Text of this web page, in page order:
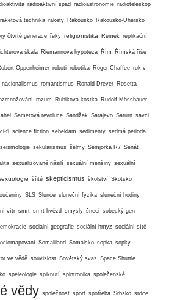
radioaktivní spad radioastronomie radioteleskop
raketová technika rakety Rakousko Rakousko-Uhersko
čtvrté generace řeky religionistika Remek replikační
škála Riemannova hypotéza Řím Římská říše
Oppenheimer roboti robotika Roger Chaffee rok v
nacionalismus romantismus Ronald Drever Rosetta
rozum Rubikova kostka Rudolf Mössbauer
Sametová revoluce Sandžak Sarajevo Saturn savci
fi science fiction sebeklam sedimenty sedmá perioda
seismologie sekularismus šelmy Semjorka R7 Senát
sexualizované násilí sexuální menšiny sexuální
šíité skepticismus školství Skotsko
SLS Slunce sluneční fyzika sluneční hodiny
vítr smrt smrt hvězd smysly šneci sobecký gen
sociální geografie sociální hmyz sociální sítě
Somaliland Somálsko sopka sopky
ve vědě souvislost Sovětský svaz Space Shuttle
speleologie spiknutí spintronika společenské
vědy společnost sport spotřeba Srbsko srdce